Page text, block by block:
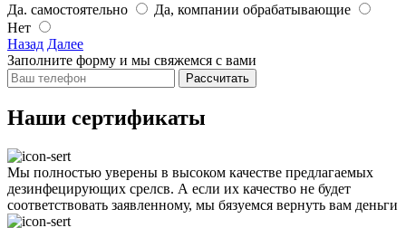
Да. самостоятельно
Да, компании обрабатывающие
Нет
Назад Далее
Заполните форму и мы свяжемся с вами
Рассчитать
Наши сертификаты
Мы полностью уверены в высоком качестве предлагаемых
дезинфецирующих срелсв. А если их качество не будет
соответствовать заявленному, мы бязуемся вернуть вам деньги